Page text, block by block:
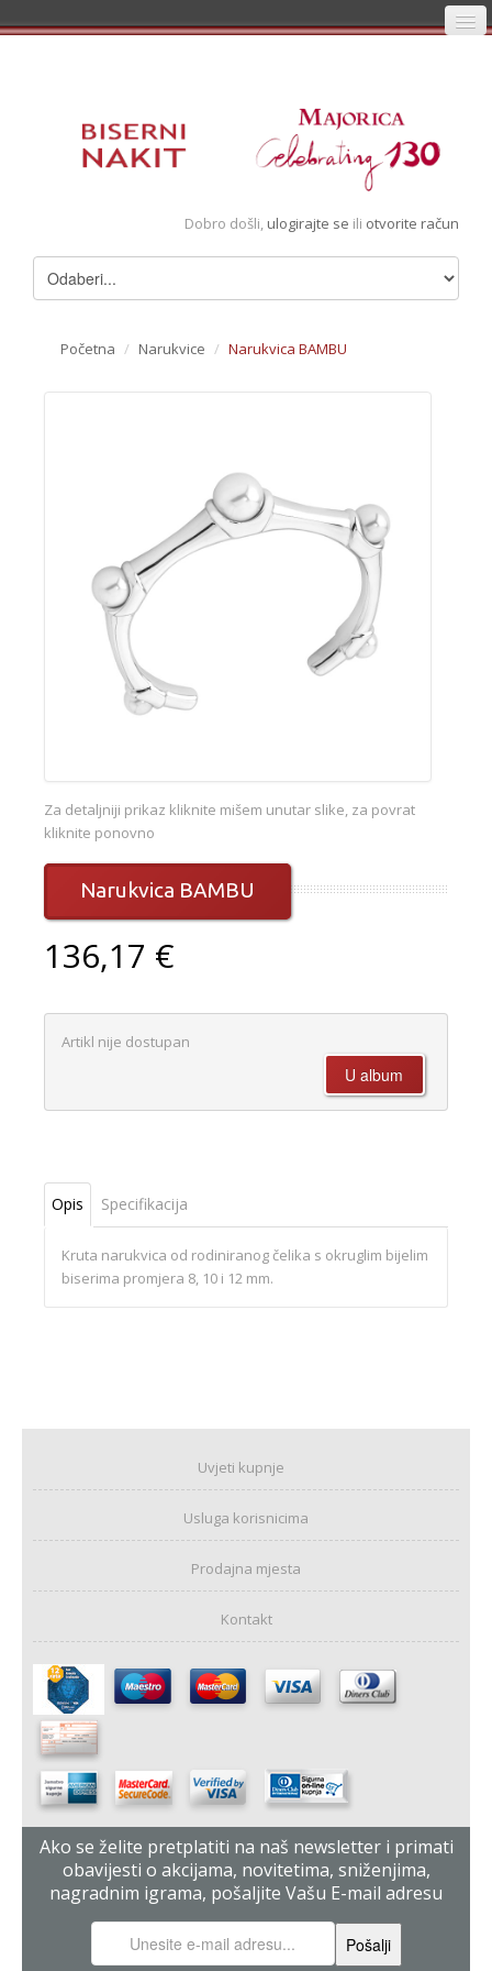
Registracija
Pregledani artikli
Dobro došli, ulogirajte se ili otvorite račun
Početna / Narukvice / Narukvica BAMBU
Za detaljniji prikaz kliknite mišem unutar slike, za povrat
kliknite ponovno
Narukvica BAMBU
136,17 €
Artikl nije dostupan
Opis Specifikacija
Kruta narukvica od rodiniranog čelika s okruglim bijelim
biserima promjera 8, 10 i 12 mm.
Uvjeti kupnje
Usluga korisnicima
Prodajna mjesta
Kontakt
Ako se želite pretplatiti na naš newsletter i primati
obavijesti o akcijama, novitetima, sniženjima,
nagradnim igrama, pošaljite Vašu E-mail adresu